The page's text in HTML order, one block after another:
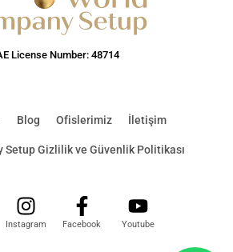
License Number: 48714
Blog Ofislerimiz İletişim
Setup Gizlilik ve Güvenlik Politikası
Instagram Facebook Youtube